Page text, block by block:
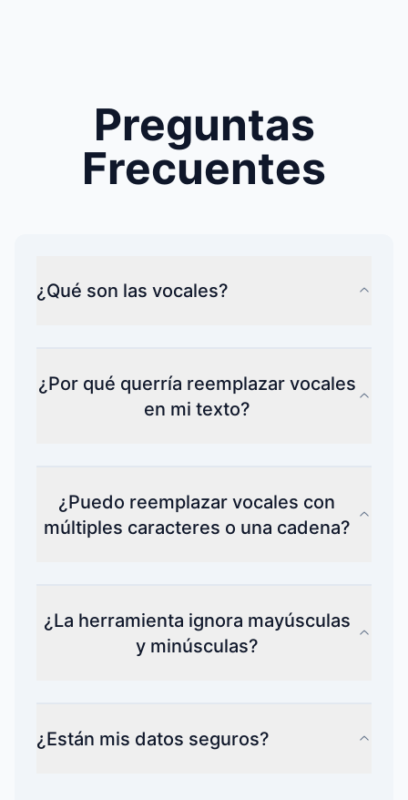
Preguntas
Frecuentes
¿Qué son las vocales?
¿Por qué querría reemplazar vocales
en mi texto?
¿Puedo reemplazar vocales con
múltiples caracteres o una cadena?
¿La herramienta ignora mayúsculas
y minúsculas?
¿Están mis datos seguros?